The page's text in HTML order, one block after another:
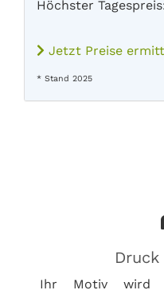
Höchster
Jetzt Preise
* Stand 2025
Druck
Ihr Motiv wird